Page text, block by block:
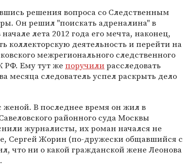
решения вопроса со Следственным
Он решил "поискать адреналина" в
лета 2012 года его мечта, наконец,
коллекторскую деятельность и перейти на
межрегионального следственного
РФ. Ему тут же поручилирасследовать
месяца следователь успел раскрыть дело
женой. В последнее время он жил в
районного суда Москвы
журналисты, их роман начался не
Сергей Жорин (по-дружески общавшийся с
что ни о какой гражданской жене Леонова